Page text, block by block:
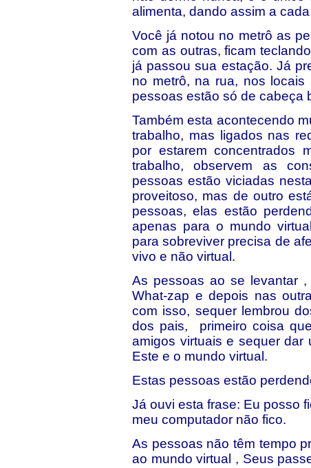
alimenta, dando assim a
Você já notou no metrô as
com as outras, ficam
já passou sua estação. Já
no metrô, na rua, nos
pessoas estão só de cabeça
Também esta acontecendo
trabalho, mas ligados nas
por estarem
trabalho, observem as
pessoas estão viciadas
proveitoso, mas de outro
pessoas, elas estão
apenas para o mundo
para sobreviver precisa de
vivo e não virtual.
As pessoas ao se levantar
What-zap e depois nas
com isso, sequer lembrou
dos pais, primeiro coisa
amigos virtuais e sequer
Este e o mundo virtual.
Estas pessoas estão
Já ouvi esta frase: Eu posso
meu computador não fico.
As pessoas não têm tempo
ao mundo virtual , Seus